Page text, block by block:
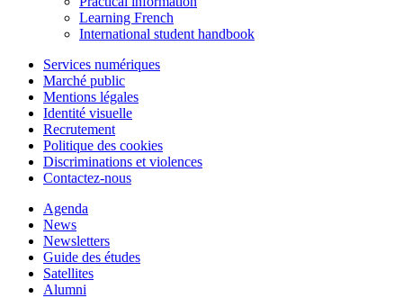
Learning French
International student handbook
Services numériques
Marché public
Mentions légales
Identité visuelle
Recrutement
Politique des cookies
Discriminations et violences
Contactez-nous
Agenda
News
Newsletters
Guide des études
Satellites
Alumni